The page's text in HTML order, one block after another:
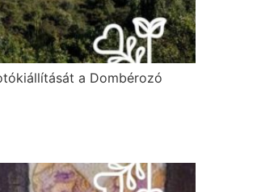
a Dombérozó